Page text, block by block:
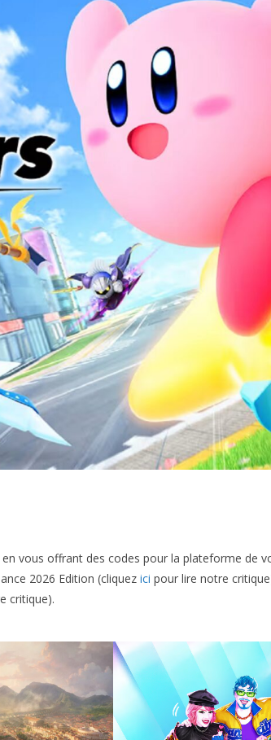
vous offrant des codes pour la plateforme de
2026 Edition (cliquez ici pour lire notre
critique).